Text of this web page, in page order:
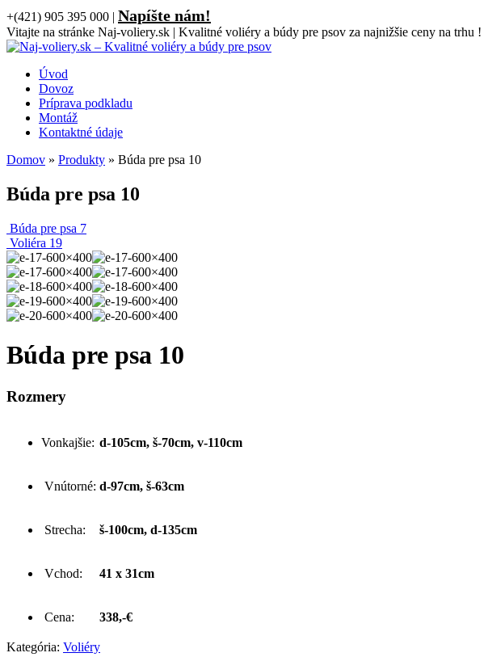
+(421) 905 395 000 | Napíšte nám!
Vitajte na stránke Naj-voliery.sk | Kvalitné voliéry a búdy pre psov za najnižšie ceny na trhu !
Úvod
Dovoz
Príprava podkladu
Montáž
Kontaktné údaje
Domov » Produkty » Búda pre psa 10
Búda pre psa 10
Búda pre psa 7
Voliéra 19
Búda pre psa 10
Rozmery
Vonkajšie: d-105cm, š-70cm, v-110cm
Vnútorné: d-97cm, š-63cm
Strecha: š-100cm, d-135cm
Vchod: 41 x 31cm
Cena: 338,-€
Kategória: Voliéry